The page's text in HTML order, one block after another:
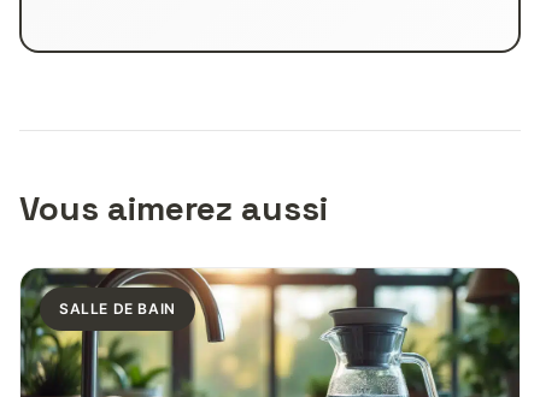
Vous aimerez aussi
SALLE DE BAIN